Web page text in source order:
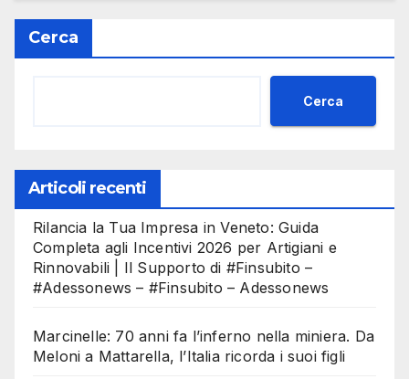
Cerca
Cerca
Articoli recenti
Rilancia la Tua Impresa in Veneto: Guida
Completa agli Incentivi 2026 per Artigiani e
Rinnovabili | Il Supporto di #Finsubito –
#Adessonews – #Finsubito – Adessonews
Marcinelle: 70 anni fa l’inferno nella miniera. Da
Meloni a Mattarella, l’Italia ricorda i suoi figli